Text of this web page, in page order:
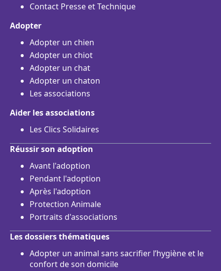
Contact Presse et Technique
Adopter
Adopter un chien
Adopter un chiot
Adopter un chat
Adopter un chaton
Les associations
Aider les associations
Les Clics Solidaires
Réussir son adoption
Avant l'adoption
Pendant l'adoption
Après l'adoption
Protection Animale
Portraits d'associations
Les dossiers thématiques
Adopter un animal sans sacrifier l’hygiène et le
confort de son domicile